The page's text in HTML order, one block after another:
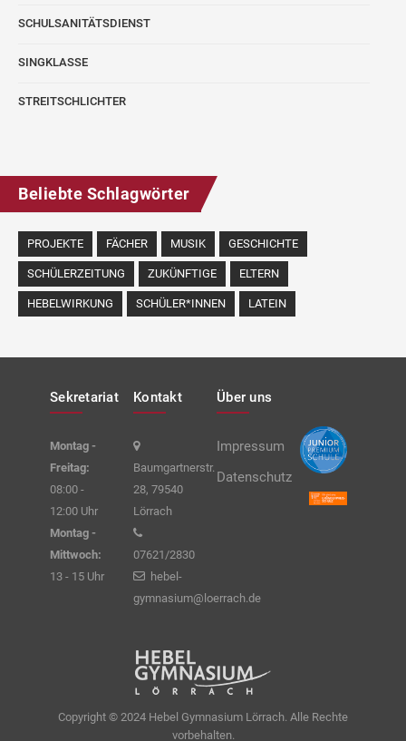
SCHULSANITÄTSDIENST
SINGKLASSE
STREITSCHLICHTER
Beliebte Schlagwörter
PROJEKTE FÄCHER MUSIK GESCHICHTE
SCHÜLERZEITUNG ZUKÜNFTIGE ELTERN
HEBELWIRKUNG SCHÜLER*INNEN LATEIN
Sekretariat
Montag -
Freitag:
08:00 -
12:00 Uhr
Montag -
Mittwoch:
13 - 15 Uhr
Kontakt
Baumgartnerstr.
28, 79540
Lörrach
07621/2830
hebel-
gymnasium@loerrach.de
Über uns
Impressum
Datenschutz
Copyright © 2024 Hebel Gymnasium Lörrach. Alle Rechte
vorbehalten.